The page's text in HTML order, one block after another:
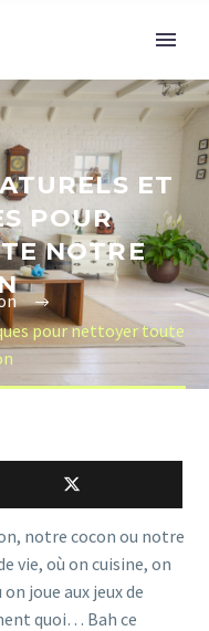
ET
POUR
NOTRE
pour nettoyer toute
notre cocon ou notre
vie, où on cuisine, on
joue aux jeux de
quoi… Bah ce